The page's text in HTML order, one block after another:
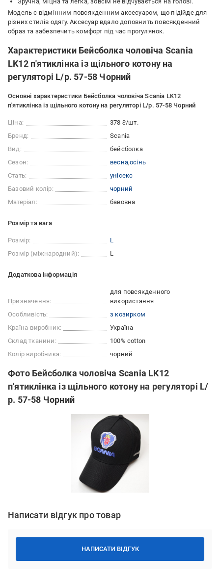
Модель є відмінним повсякденним аксесуаром, що підійде для
різних стилів одягу. Аксесуар вдало доповнить повсякденний
образ та забезпечить комфорт під час прогулянок.
Характеристики Бейсболка чоловіча Scania
LK12 п'ятиклінка із щільного котону на
регуляторі L/р. 57-58 Чорний
Основні характеристики Бейсболка чоловіча Scania LK12
п'ятиклінка із щільного котону на регуляторі L/р. 57-58 Чорний
Ціна:
378 ₴/шт.
Бренд:
Scania
Вид:
бейсболка
Сезон:
весна осінь
Стать:
унісекс
Базовий колір:
чорний
Матеріал:
бавовна
Розмір та вага
Розмір:
L
Розмір (міжнародний):
L
Додаткова інформація
Призначення:
для повсякденного
використання
Особливість:
з козирком
Країна-виробник:
Україна
Склад тканини:
100% cotton
Колір виробника:
чорний
Фото Бейсболка чоловіча Scania LK12
п'ятиклінка із щільного котону на регуляторі L/
р. 57-58 Чорний
Написати відгук про товар
НАПИСАТИ ВІДГУК